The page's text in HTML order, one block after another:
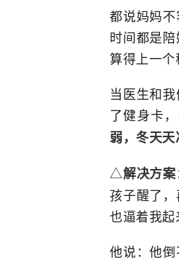
都说妈妈
时间都是
算得上一个
当医生和
了健身卡
弱，冬天天
△解决方案
孩子醒了
也逼着我起
他说：他